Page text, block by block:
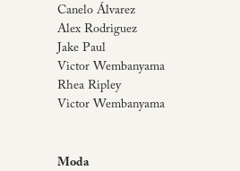
Canelo Álvarez
Alex Rodriguez
Jake Paul
Victor Wembanyama
Rhea Ripley
Victor Wembanyama
Moda